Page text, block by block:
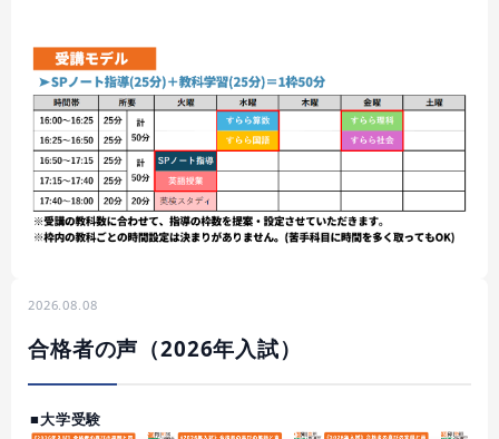
2026.08.08
合格者の声（2026年入試）
■大学受験